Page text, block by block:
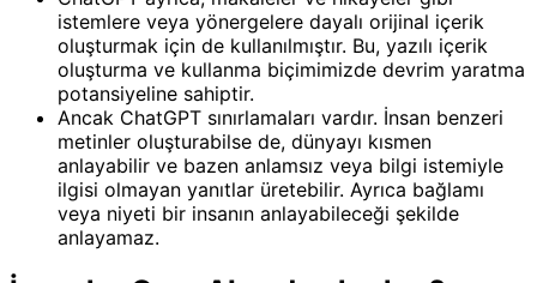
istemlere veya yönergelere dayalı orijinal içerik
oluşturmak için de kullanılmıştır. Bu, yazılı içerik
oluşturma ve kullanma biçimimizde devrim yaratma
potansiyeline sahiptir.
Ancak ChatGPT sınırlamaları vardır. İnsan benzeri
metinler oluşturabilse de, dünyayı kısmen
anlayabilir ve bazen anlamsız veya bilgi istemiyle
ilgisi olmayan yanıtlar üretebilir. Ayrıca bağlamı
veya niyeti bir insanın anlayabileceği şekilde
anlayamaz.